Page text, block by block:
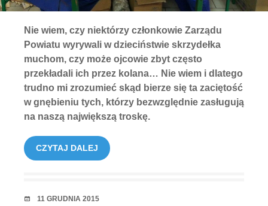
Nie wiem, czy niektórzy członkowie Zarządu
Powiatu wyrywali w dzieciństwie skrzydełka
muchom, czy może ojcowie zbyt często
przekładali ich przez kolana… Nie wiem i dlatego
trudno mi zrozumieć skąd bierze się ta zaciętość
w gnębieniu tych, którzy bezwzględnie zasługują
na naszą największą troskę.
CZYTAJ DALEJ
RANDKA
11 GRUDNIA 2015